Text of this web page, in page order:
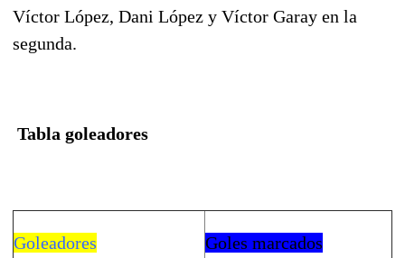
Víctor López, Dani López y Víctor Garay en la
segunda.
Tabla goleadores
Goleadores Goles marcados